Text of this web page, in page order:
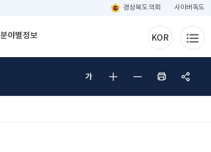
경상북도 의회 사이버독도
분야별정보 KOR